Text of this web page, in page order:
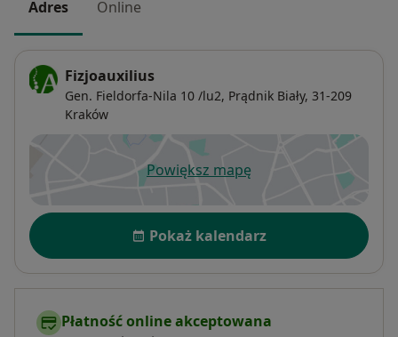
Adres Online
Fizjoauxilius
Gen. Fieldorfa-Nila 10 /lu2, Prądnik Biały, 31-209
Kraków
Powiększ mapęotwiera się w nowej karcie
Dostępność
Pokaż kalendarz
Płatność online akceptowana